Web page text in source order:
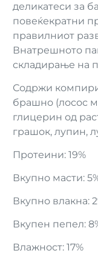
деликатеси за
повеќекратни
правилниот
Внатрешното
складирање на
Содржи
брашно (лосос
глицерин од
грашок, лупин,
Протеини: 19%
Вкупно масти:
Вкупно влакна:
Вкупен пепел:
Влажност: 17%